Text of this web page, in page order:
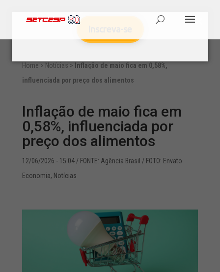
Home > Notícias > Inflação de maio fica em 0,58%,
influenciada por preço dos alimentos
Inflação de maio fica em
0,58%, influenciada por
preço dos alimentos
12/06/2026 - 15:04/ FONTE: Agência Brasil / FOTO: Envato
Economia, Notícias